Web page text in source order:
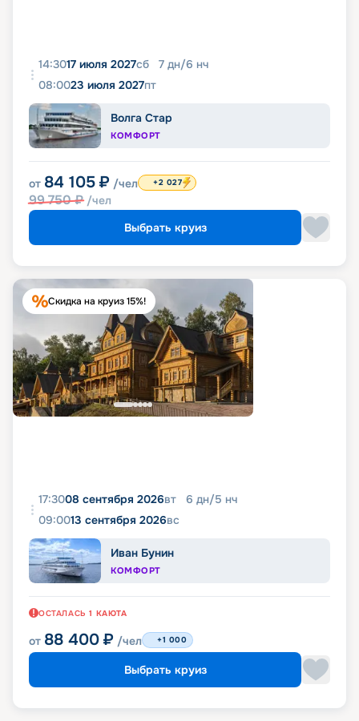
14:3017 июля 2027сб 7 дн/6 нч
08:0023 июля 2027пт
Волга Стар
КОМФОРТ
от 84 105 ₽ /чел
99 750₽ /чел
+2 027
Выбрать круиз
Скидка на круиз 15%!
17:3008 сентября 2026вт 6 дн/5 нч
09:0013 сентября 2026вс
Иван Бунин
КОМФОРТ
ОСТАЛАСЬ 1 КАЮТА
от 88 400 ₽ /чел +1 000
Выбрать круиз